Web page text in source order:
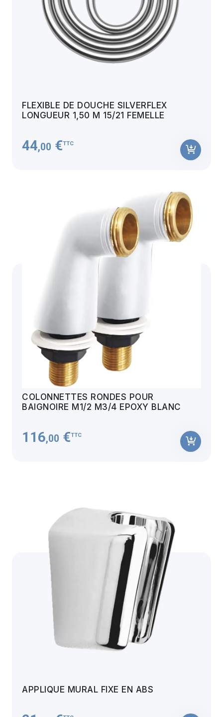
FLEXIBLE DE DOUCHE SILVERFLEX
LONGUEUR 1,50 M 15/21 FEMELLE
44,00 €TTC
COLONNETTES RONDES POUR
BAIGNOIRE M1/2 M3/4 EPOXY BLANC
116,00 €TTC
APPLIQUE MURAL FIXE EN ABS